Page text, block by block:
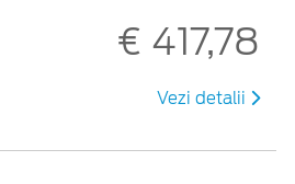
€ 417,78
Vezi detalii